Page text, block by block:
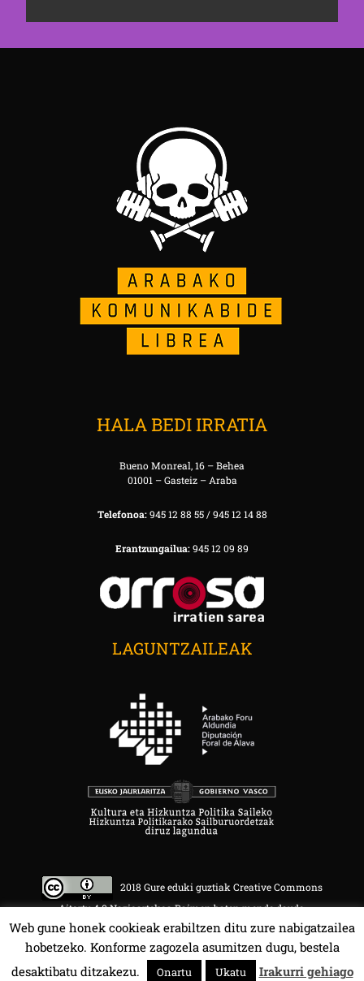
HALA BEDI IRRATIA
Bueno Monreal, 16 – Behea
01001 – Gasteiz – Araba
Telefonoa:945 12 88 55 / 945 12 14 88
Erantzungailua:945 12 09 89
LAGUNTZAILEAK
2018 Gure eduki guztiak Creative Commons
Aitortu 4.0 Nazioartekoa Baimen baten mende daude.
HALA BEDI BAT 107.4 MHz.
Web gune honek cookieak erabiltzen ditu zure nabigatzailea
hobetzeko. Konforme zagozela asumitzen dugu, bestela
desaktibatu ditzakezu.
Onartu Ukatu Irakurri gehiago